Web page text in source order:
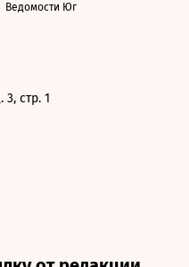
Ведомости Юг
3, стр. 1